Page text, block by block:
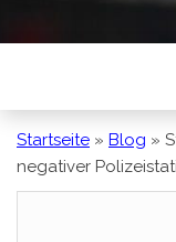
Startseite » Blog »
negativer